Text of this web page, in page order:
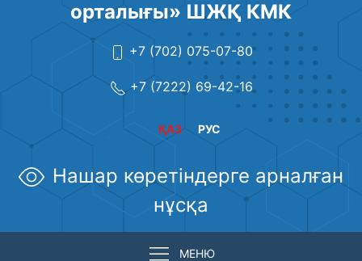
орталығы» ШЖҚ КМК
+7 (702) 075-07-80
+7 (7222) 69-42-16
РУС
ҚАЗ
Нашар көретіндерге арналған
нұсқа
МЕНЮ